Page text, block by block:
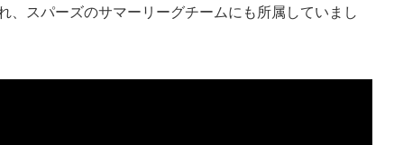
、スパーズのサマーリーグチームにも所属していまし